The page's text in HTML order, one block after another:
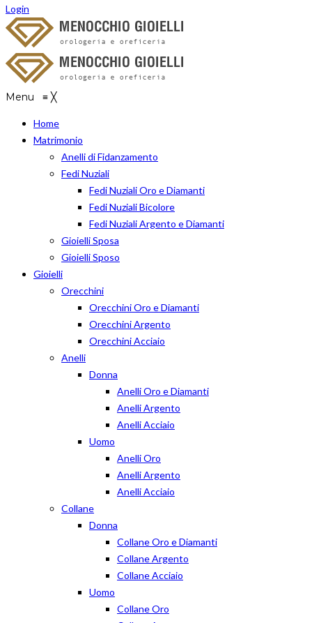
Login
Menu ≡ ╳
Home
Matrimonio
Anelli di Fidanzamento
Fedi Nuziali
Fedi Nuziali Oro e Diamanti
Fedi Nuziali Bicolore
Fedi Nuziali Argento e Diamanti
Gioielli Sposa
Gioielli Sposo
Gioielli
Orecchini
Orecchini Oro e Diamanti
Orecchini Argento
Orecchini Acciaio
Anelli
Donna
Anelli Oro e Diamanti
Anelli Argento
Anelli Acciaio
Uomo
Anelli Oro
Anelli Argento
Anelli Acciaio
Collane
Donna
Collane Oro e Diamanti
Collane Argento
Collane Acciaio
Uomo
Collane Oro